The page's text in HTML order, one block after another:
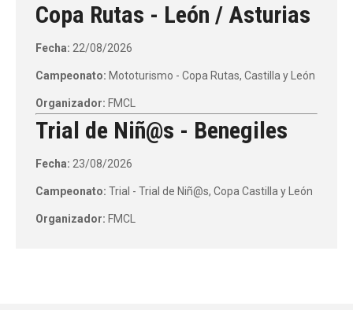
Copa Rutas - León / Asturias
Fecha: 22/08/2026
Campeonato: Mototurismo - Copa Rutas, Castilla y León
Organizador: FMCL
Trial de Niñ@s - Benegiles
Fecha: 23/08/2026
Campeonato: Trial - Trial de Niñ@s, Copa Castilla y León
Organizador: FMCL